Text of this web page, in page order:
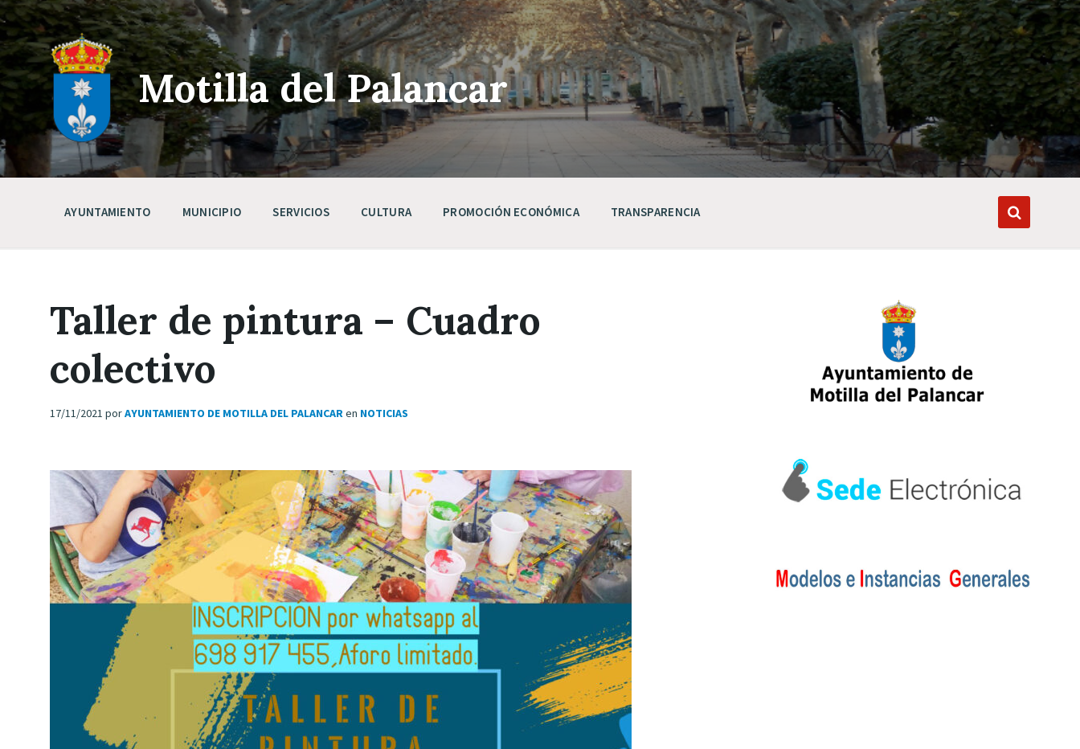
Skip
to
content
Saltar
a
la
navegación
principal
Saltar
a
pie
de
página
Motilla del Palancar
AYUNTAMIENTO MUNICIPIO SERVICIOS CULTURA PROMOCIÓN ECONÓMICA TRANSPARENCIA
Taller de pintura – Cuadro
colectivo
17/11/2021 porAYUNTAMIENTO DE MOTILLA DEL PALANCARen NOTICIAS